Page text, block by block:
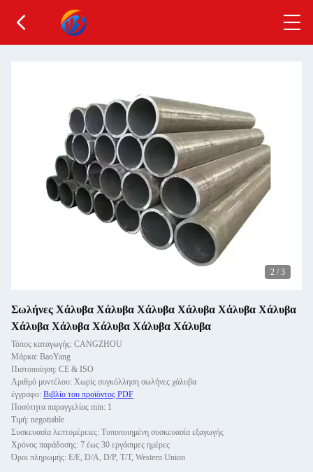
2 / 3
Σωλήνες Χάλυβα Χάλυβα Χάλυβα Χάλυβα Χάλυβα Χάλυβα
Χάλυβα Χάλυβα Χάλυβα Χάλυβα Χάλυβα
Τόπος καταγωγής: CANGZHOU
Μάρκα: BaoYang
Πιστοποίηση: CE & ISO
Αριθμό μοντέλου: Χωρίς συγκόλληση σωλήνες χάλυβα
έγγραφο: Βιβλίο του προϊόντος PDF
Ποσότητα παραγγελίας min: 1
Τιμή: negotiable
Συσκευασία λεπτομέρειες: Τυποποιημένη συσκευασία εξαγωγής
Χρόνος παράδοσης: 7 έως 30 εργάσιμες ημέρες
Όροι πληρωμής: Ε/Ε, D/A, D/P, T/T, Western Union